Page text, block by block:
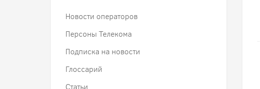
Новости операторов
Персоны Телекома
Подписка на новости
Глоссарий
Статьи